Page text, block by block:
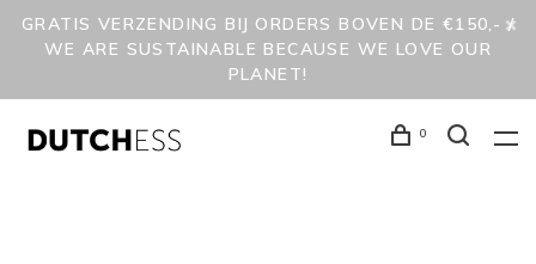
GRATIS VERZENDING BIJ ORDERS BOVEN DE €150,- /
WE ARE SUSTAINABLE BECAUSE WE LOVE OUR
PLANET!
0